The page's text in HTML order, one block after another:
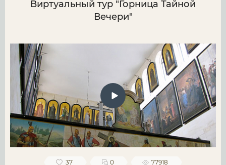
Виртуальный тур "Горница Тайной
Вечери"
37 0 77918